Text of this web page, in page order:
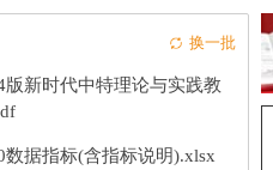
换一批
版新时代中特理论与实践教
数据指标(含指标说明).xlsx